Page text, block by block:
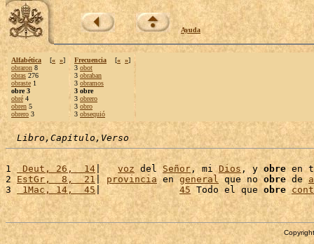
Ayuda
Alfabética [« »]
obraron 8
obras 276
obraste 1
obre 3
obré 4
obren 5
obrero 3
Frecuencia [« »]
3 obot
3 obraban
3 obramos
3 obre
3 obrero
3 obro
3 obsequió
Libro,Capítulo,Verso
1 Deut, 26,  14 | voz del Señor, mi Dios , y obre en
2 EstGr,  8,  21 | provincia en general que no obre de
3
1Mac, 14,  45| 45 Todo el que obre